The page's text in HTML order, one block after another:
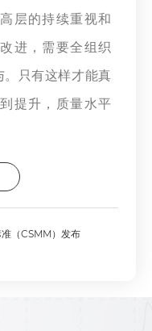
层的持续重视和
进，需要全组织
只有这样才能真
提升，质量水平
（CSMM）发布